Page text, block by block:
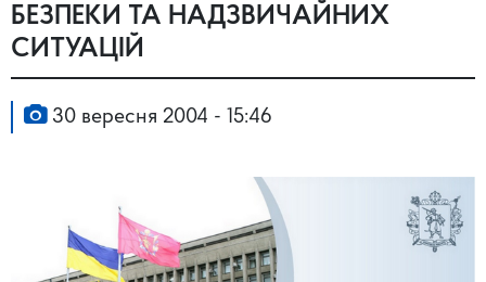
БЕЗПЕКИ ТА НАДЗВИЧАЙНИХ
СИТУАЦІЙ
30 вересня 2004 - 15:46